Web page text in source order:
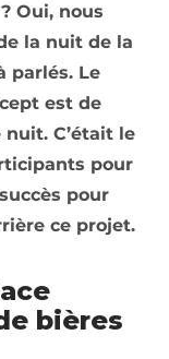
Oui, nous
la nuit de la
parlés. Le
est de
C’était le
pour
pour
ce projet.
bières